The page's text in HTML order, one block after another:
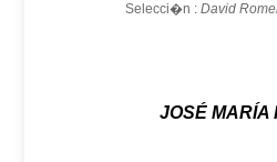
Selecci�n : David
JOSÉ MARÍA